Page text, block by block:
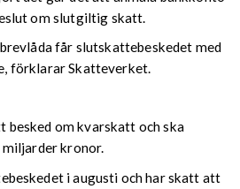
om slutgiltig skatt.
får slutskattebeskedet med
förklarar Skatteverket.
besked om kvarskatt och ska
kronor.
i augusti och har skatt att